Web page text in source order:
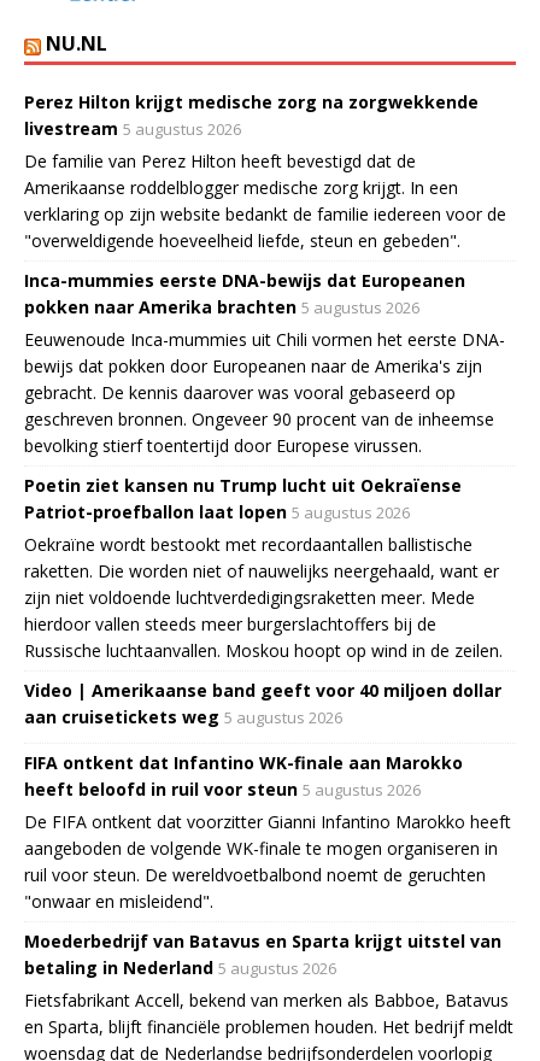
NU.NL
Perez Hilton krijgt medische zorg na zorgwekkende
livestream 5 augustus 2026
De familie van Perez Hilton heeft bevestigd dat de
Amerikaanse roddelblogger medische zorg krijgt. In een
verklaring op zijn website bedankt de familie iedereen voor de
"overweldigende hoeveelheid liefde, steun en gebeden".
Inca-mummies eerste DNA-bewijs dat Europeanen
pokken naar Amerika brachten 5 augustus 2026
Eeuwenoude Inca-mummies uit Chili vormen het eerste DNA-
bewijs dat pokken door Europeanen naar de Amerika's zijn
gebracht. De kennis daarover was vooral gebaseerd op
geschreven bronnen. Ongeveer 90 procent van de inheemse
bevolking stierf toentertijd door Europese virussen.
Poetin ziet kansen nu Trump lucht uit Oekraïense
Patriot-proefballon laat lopen 5 augustus 2026
Oekraïne wordt bestookt met recordaantallen ballistische
raketten. Die worden niet of nauwelijks neergehaald, want er
zijn niet voldoende luchtverdedigingsraketten meer. Mede
hierdoor vallen steeds meer burgerslachtoffers bij de
Russische luchtaanvallen. Moskou hoopt op wind in de zeilen.
Video | Amerikaanse band geeft voor 40 miljoen dollar
aan cruisetickets weg 5 augustus 2026
FIFA ontkent dat Infantino WK-finale aan Marokko
heeft beloofd in ruil voor steun 5 augustus 2026
De FIFA ontkent dat voorzitter Gianni Infantino Marokko heeft
aangeboden de volgende WK-finale te mogen organiseren in
ruil voor steun. De wereldvoetbalbond noemt de geruchten
"onwaar en misleidend".
Moederbedrijf van Batavus en Sparta krijgt uitstel van
betaling in Nederland 5 augustus 2026
Fietsfabrikant Accell, bekend van merken als Babboe, Batavus
en Sparta, blijft financiële problemen houden. Het bedrijf meldt
woensdag dat de Nederlandse bedrijfsonderdelen voorlopig